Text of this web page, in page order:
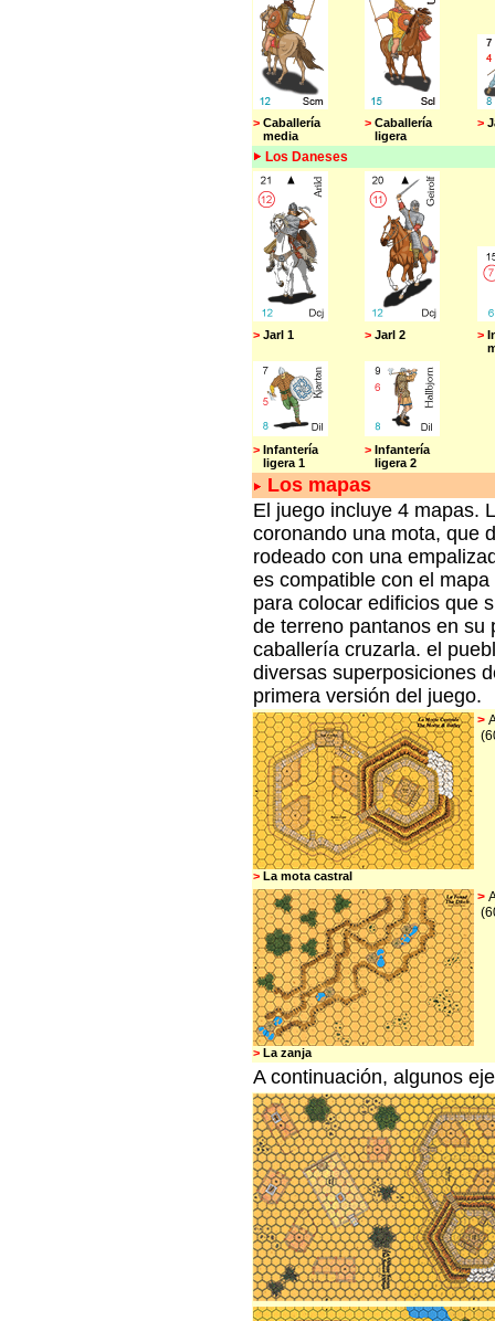
> Caballería
media
> Caballería
ligera
>
Los Daneses
> Jarl 1 > Jarl 2 >
> Infantería
ligera 1
> Infantería
ligera 2
Los mapas
El juego incluye 4 mapas.
coronando una mota, que
rodeado con una
es compatible con el
para colocar edificios que
de terreno pantanos en su
caballería cruzarla. el
diversas superposiciones
primera versión del juego.
> La mota castral
>
> La zanja
>
A continuación, algunos